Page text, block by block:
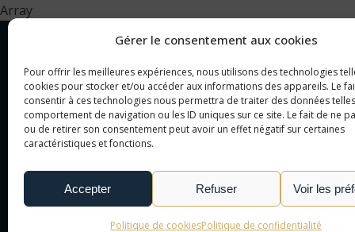
Gérer le consentement aux cookies
Pour offrir les meilleures expériences, nous utilisons des technologies
cookies pour stocker et/ou accéder aux informations des appareils. Le
consentir à ces technologies nous permettra de traiter des données
comportement de navigation ou les ID uniques sur ce site. Le fait de ne
ou de retirer son consentement peut avoir un effet négatif sur certaines
caractéristiques et fonctions.
Accepter Refuser Voir les
Politique de cookiesPolitique de confidentialité
Array
NOTRE SOCIÉTÉ
NOTRE AGENCE
NOTRE DÉMARCHE
NOUS CONTACTER
LE MONDE DE L'OBJET
PUBLICITAIRE